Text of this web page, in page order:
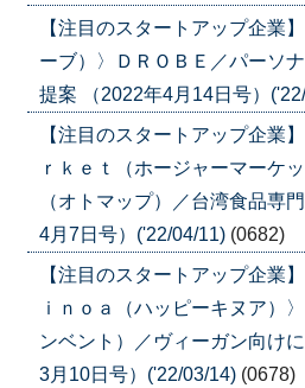
【注目のスタートアップ企業
ーブ）〉ＤＲＯＢＥ／パーソ
提案 （2022年4月14日号）
【注目のスタートアップ企
ｒｋｅｔ（ホージャーマーケ
（オトマップ）／台湾食品専
4月7日号）('22/04/11) (0682)
【注目のスタートアップ企
ｉｎｏａ（ハッピーキヌア）
ンベント）／ヴィーガン向け
3月10日号）('22/03/14) (0678)